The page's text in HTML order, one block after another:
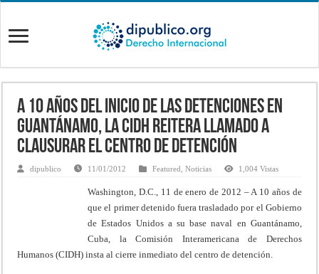
A 10 AÑOS DEL INICIO DE LAS DETENCIONES EN
GUANTÁNAMO, LA CIDH REITERA LLAMADO A
CLAUSURAR EL CENTRO DE DETENCIÓN
dipublico 11/01/2012 Featured ,Noticias 1,004 Vistas
Washington, D.C., 11 de enero de 2012 – A 10 años de
que el primer detenido fuera trasladado por el Gobierno
de Estados Unidos a su base naval en Guantánamo,
Cuba, la Comisión Interamericana de Derechos
Humanos (CIDH) insta al cierre inmediato del centro de detención.